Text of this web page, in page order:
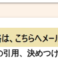
引用、決めつ